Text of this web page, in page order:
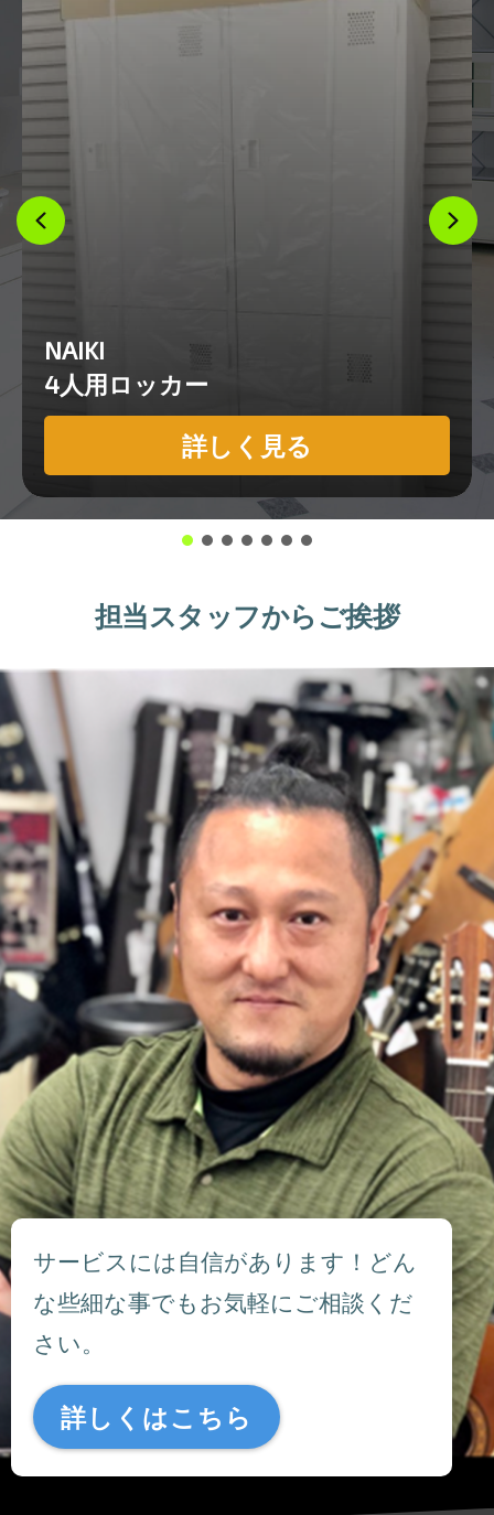
NAIKI
4人用ロッカー
詳しく見る
担当スタッフからご挨拶
サービスには自信があります！どん
な些細な事でもお気軽にご相談くだ
さい。
詳しくはこちら